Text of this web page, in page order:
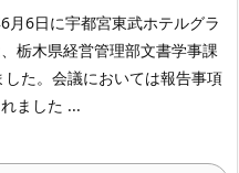
月6日に宇都宮東武ホテルグラ
栃木県経営管理部文書学事課
た。会議においては報告事項
ました ...